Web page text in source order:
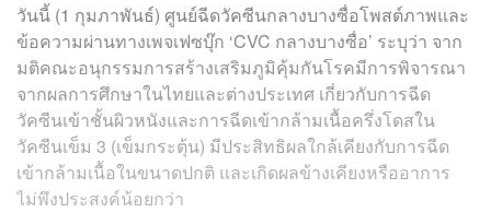
วันนี้ (1 กุมภาพันธ์) ศูนย์ฉีดวัคซีนกลางบางซื่อโพสต์ภาพและ
ข้อความผ่านทางเพจเฟซบุ๊ก ‘CVC กลางบางซื่อ’ ระบุว่า จาก
มติคณะอนุกรรมการสร้างเสริมภูมิคุ้มกันโรคมีการพิจารณา
จากผลการศึกษาในไทยและต่างประเทศ เกี่ยวกับการฉีด
วัคซีนเข้าชั้นผิวหนังและการฉีดเข้ากล้ามเนื้อครึ่งโดสใน
วัคซีนเข็ม 3 (เข็มกระตุ้น) มีประสิทธิผลใกล้เคียงกับการฉีด
เข้ากล้ามเนื้อในขนาดปกติ และเกิดผลข้างเคียงหรืออาการ
ไม่พึงประสงค์น้อยกว่า